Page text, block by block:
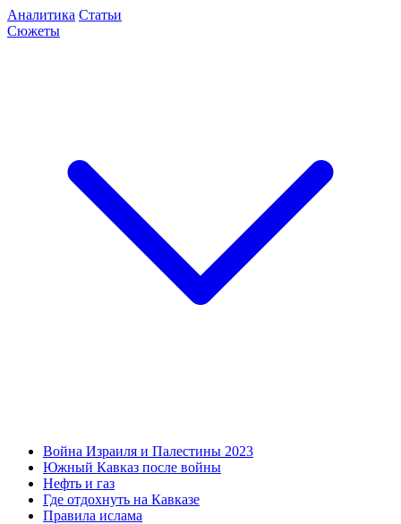
Аналитика Статьи
Сюжеты
Война Израиля и Палестины 2023
Южный Кавказ после войны
Нефть и газ
Где отдохнуть на Кавказе
Правила ислама